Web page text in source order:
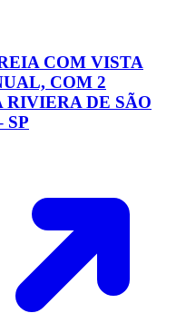
COM VISTA
COM 2
RIVIERA DE SÃO
SP